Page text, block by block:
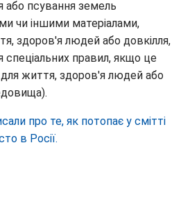
або псування земель
чи іншими матеріалами,
здоров'я людей або довкілля,
спеціальних правил, якщо це
життя, здоров'я людей або
про те, як потопає у смітті
в Росії.